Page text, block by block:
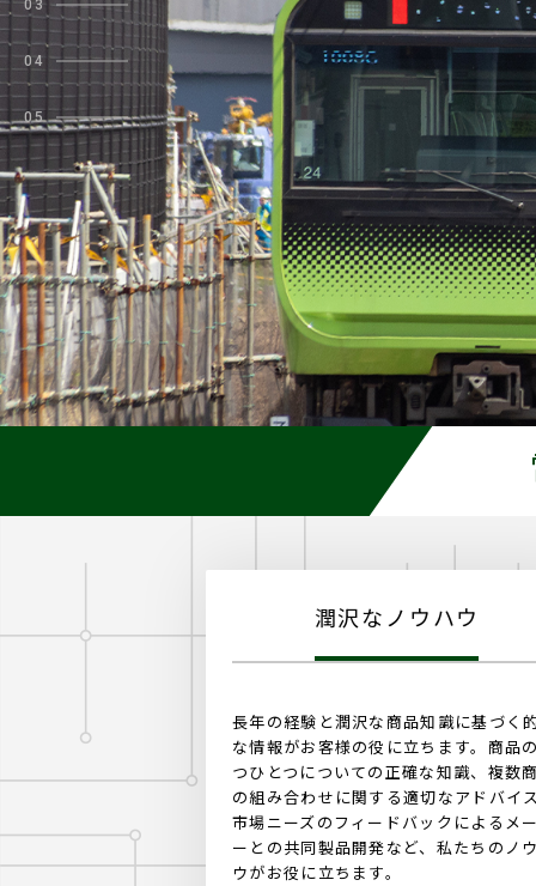
03
04
05
潤沢なノウハウ
長年の経験と潤沢な商品知識に基づく
な情報がお客様の役に立ちます。商品
つひとつについての正確な知識、複数
の組み合わせに関する適切なアドバイ
市場ニーズのフィードバックによるメ
ーとの共同製品開発など、私たちのノ
ウがお役に立ちます。